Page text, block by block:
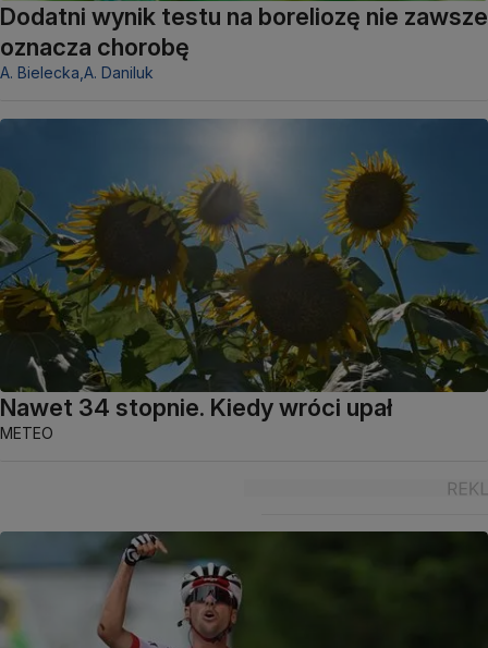
Dodatni wynik testu na boreliozę nie zawsze
oznacza chorobę
A. Bielecka, A. Daniluk
Nawet 34 stopnie. Kiedy wróci upał
METEO